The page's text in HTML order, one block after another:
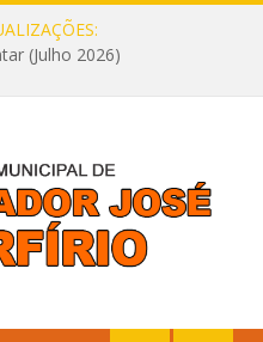
(Julho 2026)